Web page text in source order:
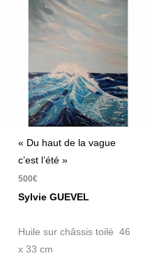
« Du haut de la vague
c’est l’été »
500€
Sylvie GUEVEL
Huile sur châssis toilé 46
x 33 cm